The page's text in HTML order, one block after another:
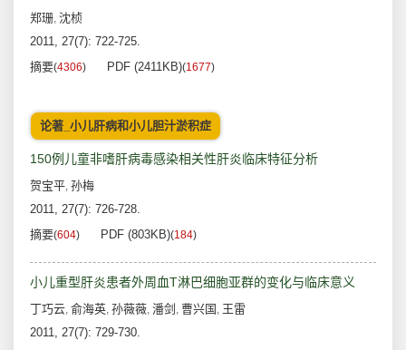
郑珊, 沈桢
2011, 27(7): 722-725.
摘要(4306) PDF (2411KB)(1677)
论著_小儿肝病和小儿胆汁淤积症
150例儿童非嗜肝病毒感染相关性肝炎临床特征分析
贺宝平, 孙梅
2011, 27(7): 726-728.
摘要(604) PDF (803KB)(184)
小儿重型肝炎患者外周血T淋巴细胞亚群的变化与临床意义
丁巧云, 俞海英, 孙薇薇, 潘剑 , 曹兴国 , 王雷
2011, 27(7): 729-730.